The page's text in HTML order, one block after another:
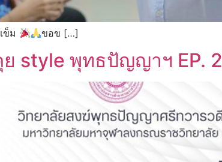
ข็ม ขอข […]
style พุทธปัญญาฯ EP. 2